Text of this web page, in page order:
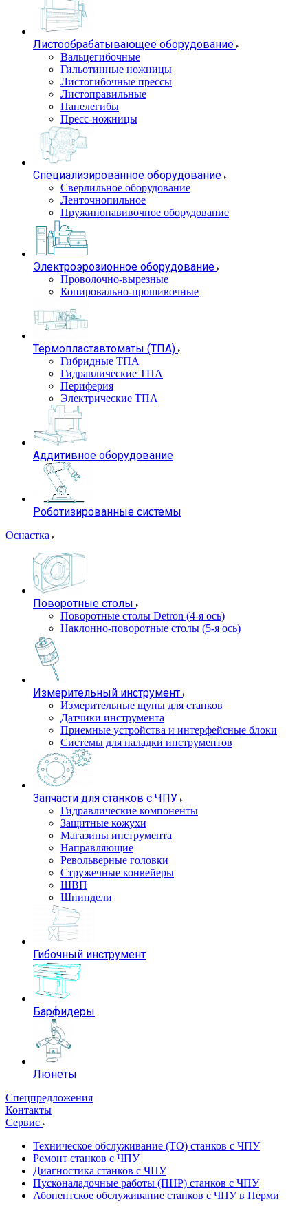
Листообрабатывающее оборудование
Вальцегибочные
Гильотинные ножницы
Листогибочные прессы
Листоправильные
Панелегибы
Пресс-ножницы
Специализированное оборудование
Сверлильное оборудование
Ленточнопильное
Пружинонавивочное оборудование
Электроэрозионное оборудование
Проволочно-вырезные
Копировально-прошивочные
Термопластавтоматы (ТПА)
Гибридные ТПА
Гидравлические ТПА
Периферия
Электрические ТПА
Аддитивное оборудование
Роботизированные системы
Оснастка
Поворотные столы
Поворотные столы Detron (4-я ось)
Наклонно-поворотные столы (5-я ось)
Измерительный инструмент
Измерительные щупы для станков
Датчики инструмента
Приемные устройства и интерфейсные блоки
Системы для наладки инструментов
Запчасти для станков с ЧПУ
Гидравлические компоненты
Защитные кожухи
Магазины инструмента
Направляющие
Револьверные головки
Стружечные конвейеры
ШВП
Шпиндели
Гибочный инструмент
Барфидеры
Люнеты
Спецпредложения
Контакты
Сервис
Техническое обслуживание (ТО) станков с ЧПУ
Ремонт станков с ЧПУ
Диагностика станков с ЧПУ
Пусконаладочные работы (ПНР) станков с ЧПУ
Абонентское обслуживание станков с ЧПУ в Перми